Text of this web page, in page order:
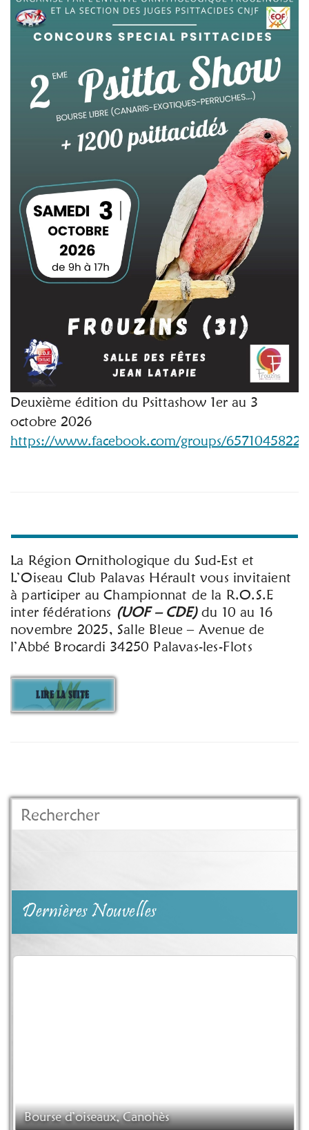
Deuxième édition du Psittashow 1er au 3
octobre 2026
https://www.facebook.com/groups/
La Région Ornithologique du Sud-Est et
L’Oiseau Club Palavas Hérault vous invitaient
à participer au Championnat de la R.O.S.E
inter fédérations (UOF – CDE)du 10 au 16
novembre 2025, Salle Bleue – Avenue de
l’Abbé Brocardi 34250 Palavas-les-Flots
LIRE LA SUITE
Rechercher
Dernières Nouvelles
Bourse d’oiseaux, Canohès